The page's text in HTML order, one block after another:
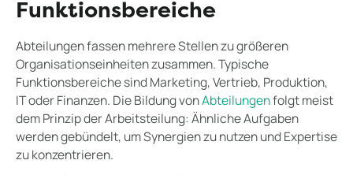
Funktionsbereiche
Abteilungen fassen mehrere Stellen zu größeren
Organisationseinheiten zusammen. Typische
Funktionsbereiche sind Marketing, Vertrieb, Produktion,
IT oder Finanzen. Die Bildung vonAbteilungenfolgt meist
dem Prinzip der Arbeitsteilung: Ähnliche Aufgaben
werden gebündelt, um Synergien zu nutzen und Expertise
zu konzentrieren.